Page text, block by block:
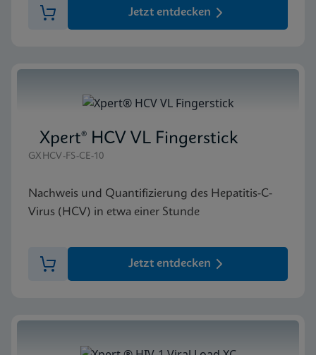
Jetzt entdecken
Xpert® HCV VL Fingerstick
GXHCV-FS-CE-10
Nachweis und Quantifizierung des Hepatitis-C-
Virus (HCV) in etwa einer Stunde
Jetzt entdecken